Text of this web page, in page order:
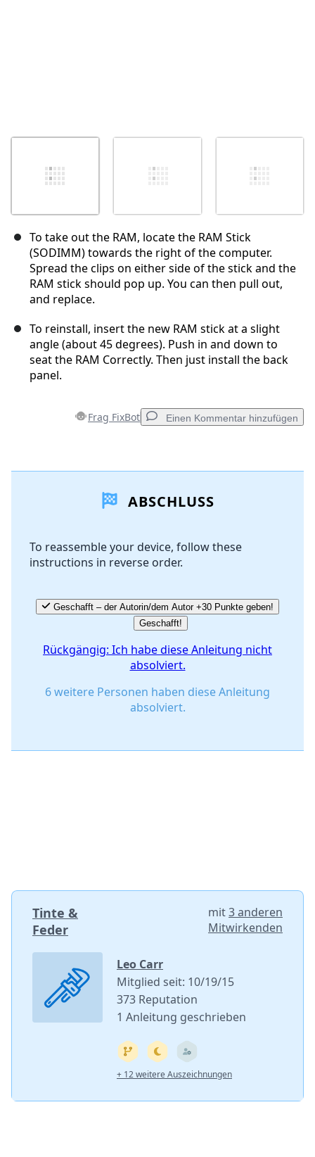
To take out the RAM, locate the RAM Stick
(SODIMM) towards the right of the computer.
Spread the clips on either side of the stick and the
RAM stick should pop up. You can then pull out,
and replace.
To reinstall, insert the new RAM stick at a slight
angle (about 45 degrees). Push in and down to
seat the RAM Correctly. Then just install the back
panel.
Frag FixBot Einen Kommentar hinzufügen
Kommentar hinzufügen
Abbrechen
ABSCHLUSS
To reassemble your device, follow these
instructions in reverse order.
Geschafft – der Autorin/dem Autor +30 Punkte geben!
Geschafft!
Rückgängig: Ich habe diese Anleitung nicht
absolviert.
6 weitere Personen haben diese Anleitung
absolviert.
Tinte &
Feder
mit3 anderen
Mitwirkenden
Leo Carr
Mitglied seit: 10/19/15
373 Reputation
1 Anleitung geschrieben
+ 12 weitere Auszeichnungen